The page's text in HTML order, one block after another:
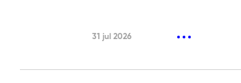
31 jul 2026